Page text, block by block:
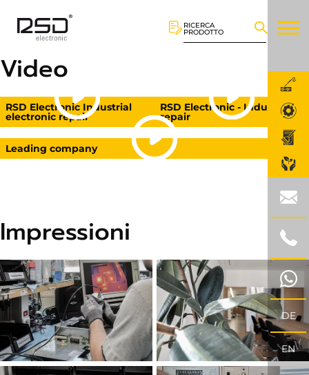
RICERCA
PRODOTTO
DE
EN
Video
RSD Electronic Industrial
electronic repair
RSD Electronic - Industrial
repair
Leading company
Impressioni